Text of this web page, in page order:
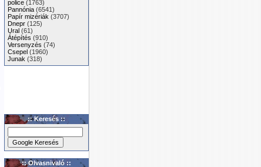
police (1763)
Pannónia (6541)
Papír mizériák (3707)
Dnepr (125)
Ural (61)
Átépítés (910)
Versenyzés (74)
Csepel (1960)
Junak (318)
:: Keresés ::
:: Olvasnivaló ::